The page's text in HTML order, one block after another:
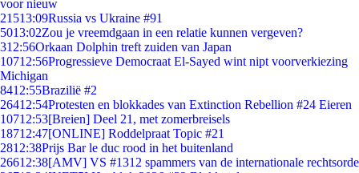
voor nieuw
21513:09Russia vs Ukraine #91
5013:02Zou je vreemdgaan in een relatie kunnen vergeven?
312:56Orkaan Dolphin treft zuiden van Japan
10712:56Progressieve Democraat El-Sayed wint nipt voorverkiezing
Michigan
8412:55Brazilië #2
26412:54Protesten en blokkades van Extinction Rebellion #24 Eieren
10712:53[Breien] Deel 21, met zomerbreisels
18712:47[ONLINE] Roddelpraat Topic #21
2812:38Prijs Bar le duc rood in het buitenland
26612:38[AMV] VS #1312 spammers van de internationale rechtsorde